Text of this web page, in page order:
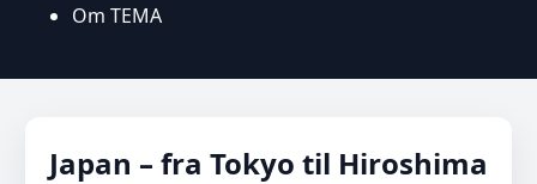
Om TEMA
Japan – fra Tokyo til Hiroshima